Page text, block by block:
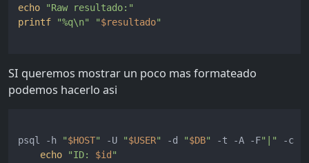
echo
"Raw resultado:"
printf
"%q\n" "$resultado"
SI queremos mostrar un poco mas formateado
podemos hacerlo asi
psql -h "$HOST" -U "$USER" -d "$DB" -t -A -F"|" -c
echo
"ID: $id "